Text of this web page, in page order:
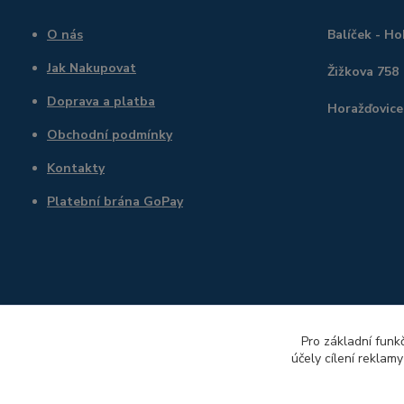
O nás
Jak Nakupovat
Doprava a platba
Obchodní podmínky
Kontakty
Platební brána GoPay
Balíček -
Žižkova 758
Pro základní
účely cílení